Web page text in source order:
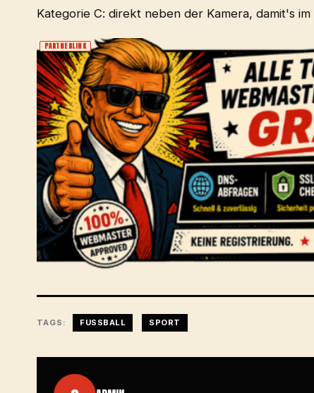
Kategorie C: direkt neben der Kamera, damit's
PARTNERLINK
TAGS: FUSSBALL SPORT